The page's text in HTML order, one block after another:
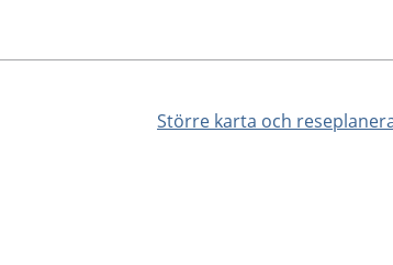
Större karta och